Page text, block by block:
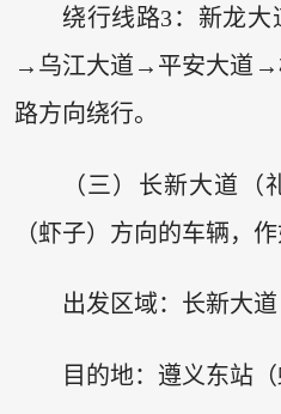
绕行线路3：新龙大
→乌江大道→平安大道→
路方向绕行。
（三）长新大道（
（虾子）方向的车辆，作
出发区域：长新大
目的地：遵义东站（